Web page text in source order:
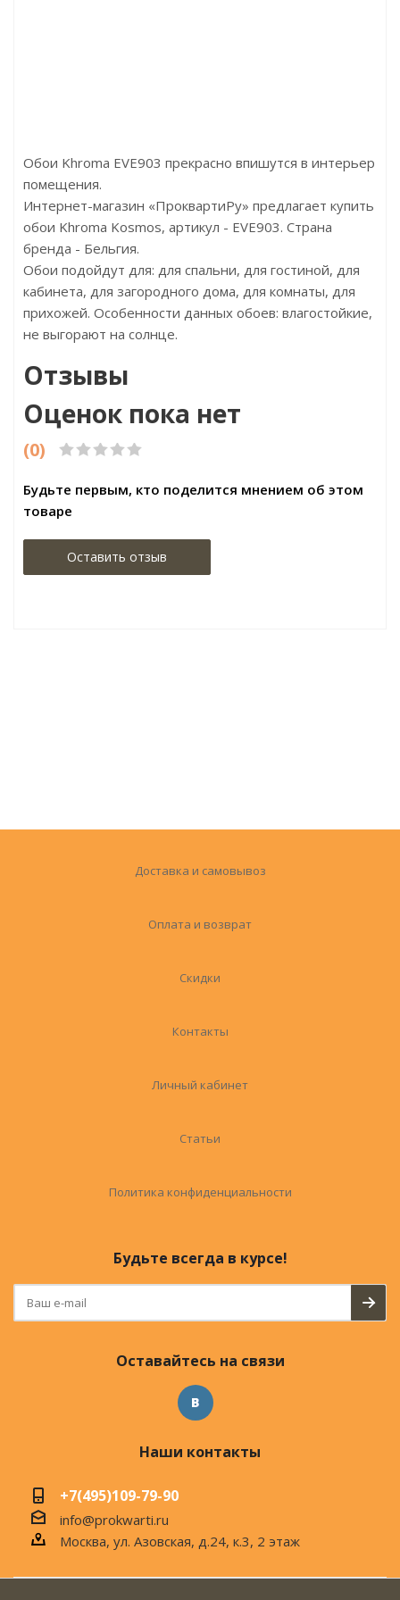
Обои Khroma EVE903 прекрасно впишутся в интерьер
помещения.
Интернет-магазин «ПроквартиРу» предлагает купить
обои Khroma Kosmos, артикул - EVE903. Страна
бренда - Бельгия.
Обои подойдут для: для спальни, для гостиной, для
кабинета, для загородного дома, для комнаты, для
прихожей. Особенности данных обоев: влагостойкие,
не выгорают на солнце.
Отзывы
Оценок пока нет
(0)
Будьте первым, кто поделится мнением об этом
товаре
Оставить отзыв
Доставка и самовывоз
Оплата и возврат
Скидки
Контакты
Личный кабинет
Статьи
Политика конфиденциальности
Будьте всегда в курсе!
Оставайтесь на связи
Наши контакты
+7(495)109-79-90
info@prokwarti.ru
Москва, ул. Азовская, д.24, к.3, 2 этаж